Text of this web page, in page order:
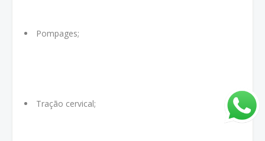
Pompages;
Tração cervical;